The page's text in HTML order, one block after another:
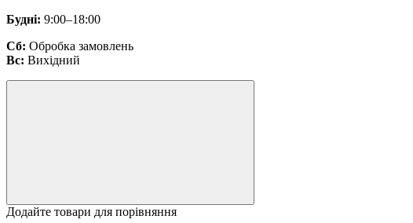
Будні: 9:00–18:00
Сб: Обробка замовлень
Вс: Вихідний
Додайте товари для порівняння